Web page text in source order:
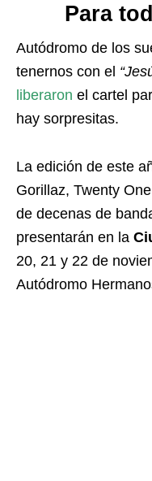
Para
Autódromo de los
tenernos con el
liberaron el cartel
hay sorpresitas.
La edición de este
Gorillaz, Twenty
de decenas de
presentarán en la
20, 21 y 22 de
Autódromo